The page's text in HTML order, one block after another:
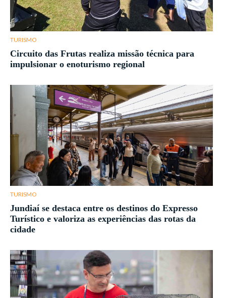
TURISMO
Circuito das Frutas realiza missão técnica para
impulsionar o enoturismo regional
TURISMO
Jundiaí se destaca entre os destinos do Expresso
Turístico e valoriza as experiências das rotas da
cidade